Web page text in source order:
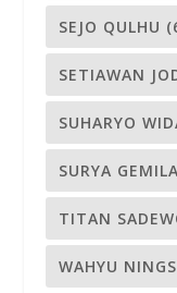
SEJO QULHU
SETIAWAN
SUHARYO
SURYA
TITAN
WAHYU